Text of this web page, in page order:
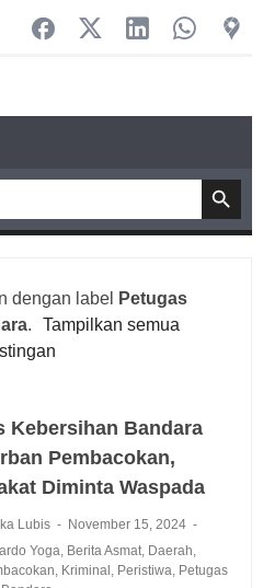
dengan label
Petugas
.
Tampilkan semua
Kebersihan Bandara
Pembacokan,
Diminta Waspada
Lubis
November 15, 2024
Yoga Berita Asmat, Daerah
Kriminal Peristiwa Petugas